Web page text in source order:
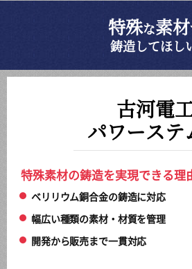
特殊な素材
鋳造してほし
古河電
パワーステ
特殊素材の鋳造を実現できる理
ベリリウム銅合金の鋳造に対応
幅広い種類の素材・材質を管理
開発から販売まで一貫対応